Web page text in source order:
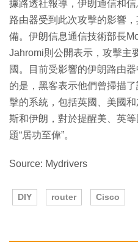
據路透社報導，伊朗通信和
路由器受到此次攻擊的影響
備。伊朗信息通信技術部長
Jahromi則公開表示，攻擊主
國。目前受影響的伊朗路由
的是，黑客表示他們曾掃描
擊的系統，包括英國、美國
斯和伊朗，對於提醒美、英
題“居功至偉”。
Source: Mydrivers
DIY router Cisco